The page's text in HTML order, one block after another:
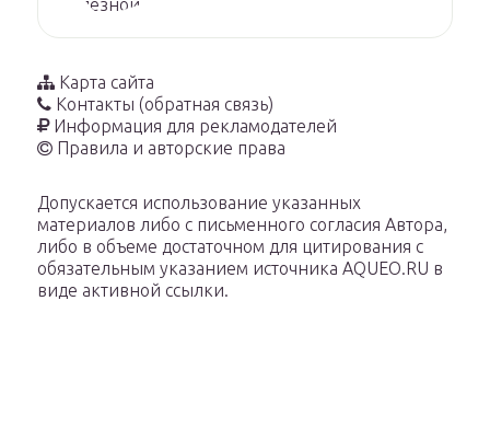
Карта сайта
Контакты (обратная связь)
Информация для рекламодателей
Правила и авторские права
Допускается использование указанных
материалов либо с письменного согласия Автора,
либо в объеме достаточном для цитирования с
обязательным указанием источника AQUEO.RU в
виде активной ссылки.